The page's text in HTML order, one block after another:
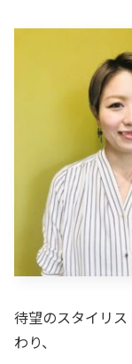
待望のスタイリ
わり、